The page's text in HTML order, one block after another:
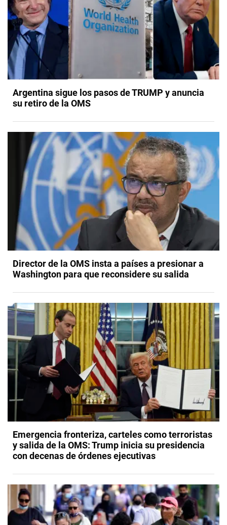
Argentina sigue los pasos de TRUMP y anuncia
su retiro de la OMS
Director de la OMS insta a países a presionar a
Washington para que reconsidere su salida
Emergencia fronteriza, carteles como terroristas
y salida de la OMS: Trump inicia su presidencia
con decenas de órdenes ejecutivas